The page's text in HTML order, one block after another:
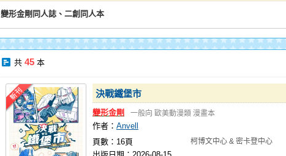
變形金剛同人誌、二創同人本
共 45 本
決戰鐵堡市
變形金剛 一般向 歐美動漫類 漫畫本
作者： Anvell
頁數：16頁
柯博文中心 & 密卡登中心